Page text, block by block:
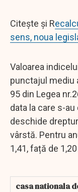
Citește și R
sens, noua
Valoarea
punctajul mediu
95 din Legea
data la care s-
deschide
vârstă. Pentru
1,41, față de
casa nationala